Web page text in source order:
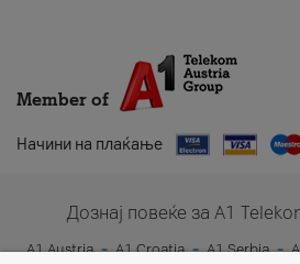
Member of
Начини на плаќање
Дознај повеќе за A1
A1 Austria A1 Croatia A1 Serbia